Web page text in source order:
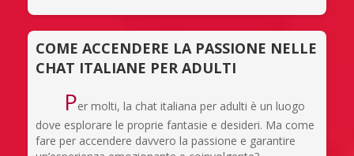
COME ACCENDERE LA PASSIONE NELLE
CHAT ITALIANE PER ADULTI
Per molti, la chat italiana per adulti è un luogo
dove esplorare le proprie fantasie e desideri. Ma come
fare per accendere davvero la passione e garantire